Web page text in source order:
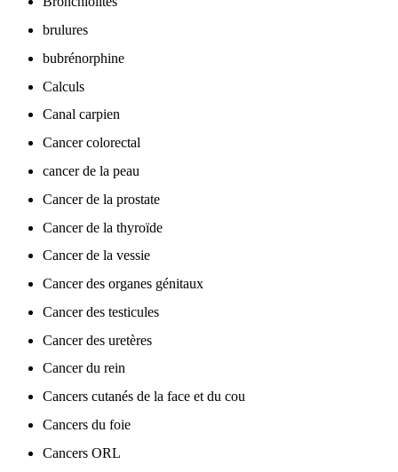
brulures
bubrénorphine
Calculs
Canal carpien
Cancer colorectal
cancer de la peau
Cancer de la prostate
Cancer de la thyroïde
Cancer de la vessie
Cancer des organes génitaux
Cancer des testicules
Cancer des uretères
Cancer du rein
Cancers cutanés de la face et du cou
Cancers du foie
Cancers ORL